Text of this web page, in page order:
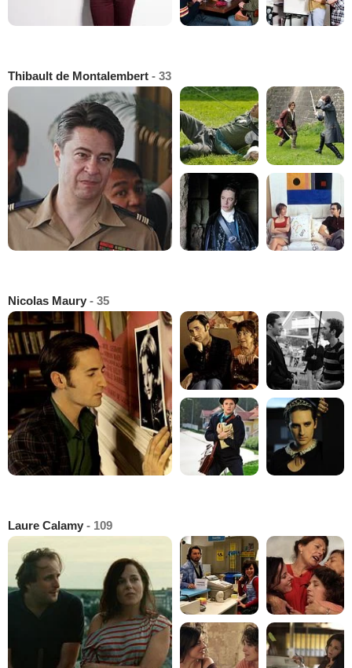
Thibault de Montalembert - 33
Nicolas Maury - 35
Laure Calamy - 109